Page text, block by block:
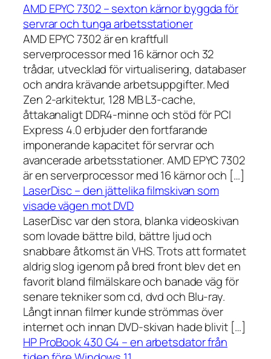
AMD EPYC 7302 – sexton kärnor byggda för
servrar och tunga arbetsstationer
AMD EPYC 7302 är en kraftfull
serverprocessor med 16 kärnor och 32
trådar, utvecklad för virtualisering, databaser
och andra krävande arbetsuppgifter. Med
Zen 2-arkitektur, 128 MB L3-cache,
åttakanaligt DDR4-minne och stöd för PCI
Express 4.0 erbjuder den fortfarande
imponerande kapacitet för servrar och
avancerade arbetsstationer. AMD EPYC 7302
är en serverprocessor med 16 kärnor och […]
LaserDisc – den jättelika filmskivan som
visade vägen mot DVD
LaserDisc var den stora, blanka videoskivan
som lovade bättre bild, bättre ljud och
snabbare åtkomst än VHS. Trots att formatet
aldrig slog igenom på bred front blev det en
favorit bland filmälskare och banade väg för
senare tekniker som cd, dvd och Blu-ray.
Långt innan filmer kunde strömmas över
internet och innan DVD-skivan hade blivit […]
HP ProBook 430 G4 – en arbetsdator från